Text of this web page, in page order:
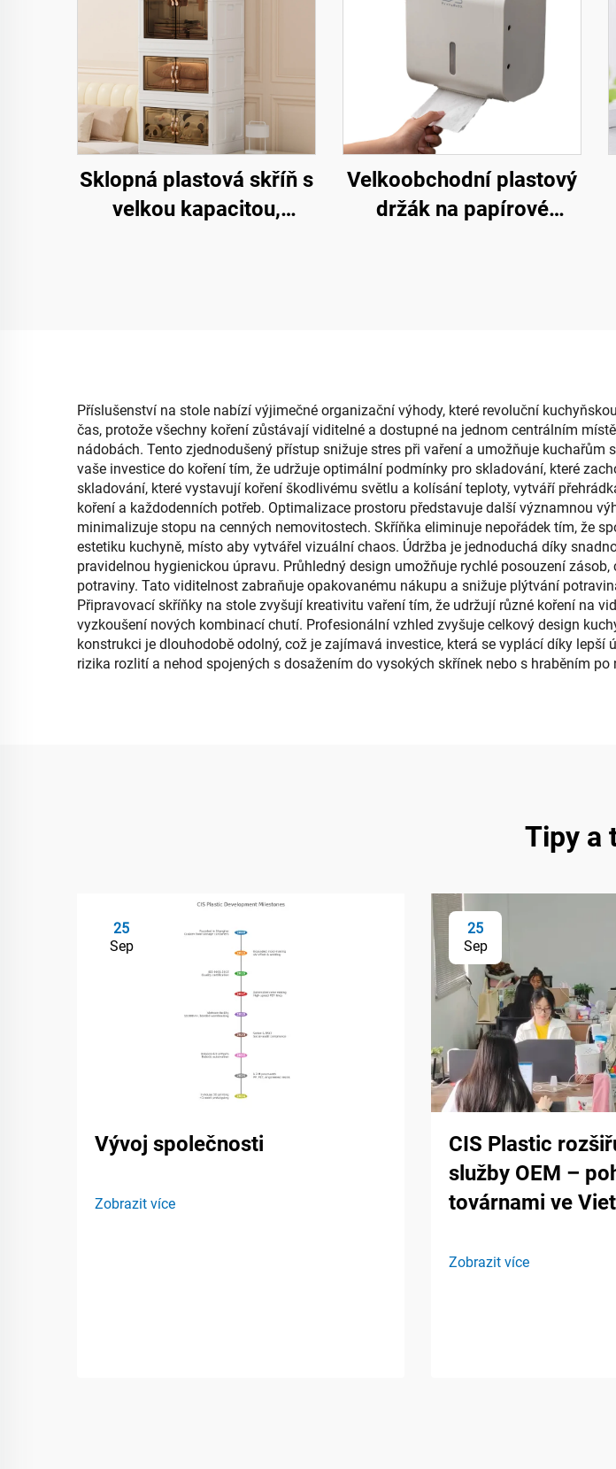
Sklopná plastová skříň s
velkou kapacitou,
Velkoobchodní plastový
držák na papírové
Příslušenství na stole nabízí výjimečné organizační výhody, které revoluční
čas, protože všechny koření zůstávají viditelné a dostupné na jednom centrálním
nádobách. Tento zjednodušený přístup snižuje stres při vaření a umožňuje
vaše investice do koření tím, že udržuje optimální podmínky pro skladování, které
skladování, které vystavují koření škodlivému světlu a kolísání teploty, vytváří
koření a každodenních potřeb. Optimalizace prostoru představuje další významnou
minimalizuje stopu na cenných nemovitostech. Skříňka eliminuje nepořádek tím, že
estetiku kuchyně, místo aby vytvářel vizuální chaos. Údržba je jednoduchá díky
pravidelnou hygienickou úpravu. Průhledný design umožňuje rychlé posouzení
potraviny. Tato viditelnost zabraňuje opakovanému nákupu a snižuje plýtvání
Připravovací skříňky na stole zvyšují kreativitu vaření tím, že udržují různé koření na
vyzkoušení nových kombinací chutí. Profesionální vzhled zvyšuje celkový design
konstrukci je dlouhodobě odolný, což je zajímavá investice, která se vyplácí díky
rizika rozlití a nehod spojených s dosažením do vysokých skřínek nebo s hraběním
Tipy a
25
Sep
Vývoj společnosti
Zobrazit více
25
Sep
CIS Plastic
služby OEM –
továrnami ve
Zobrazit více